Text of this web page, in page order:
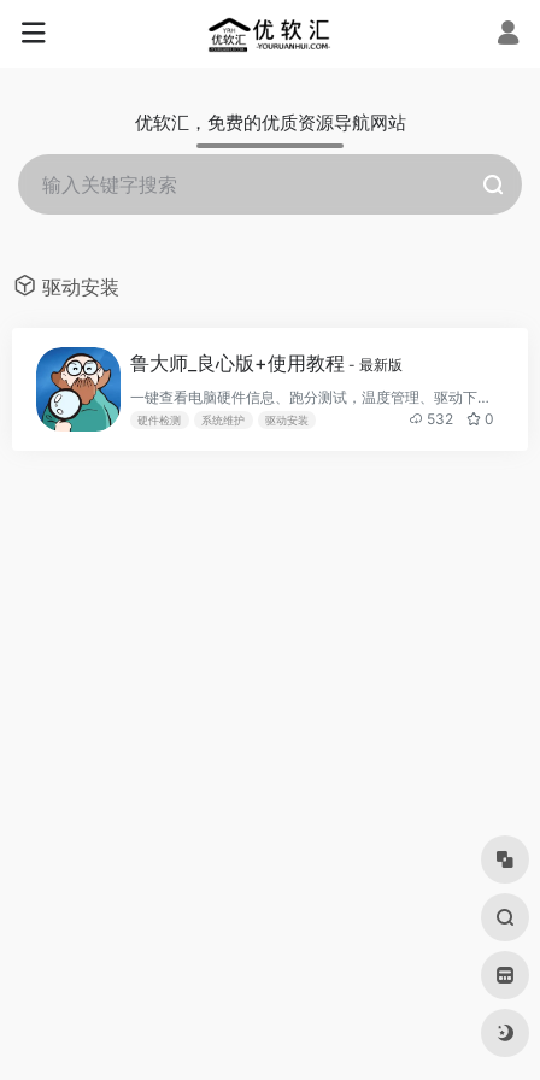
优软汇，免费的优质资源导航网站
驱动安装
鲁大师_良心版+使用教程 - 最新版
一键查看电脑硬件信息、跑分测试，温度管理、驱动下载安装不限速！
硬件检测 系统维护 驱动安装 532 0